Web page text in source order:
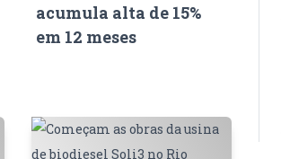
acumula alta de 15%
em 12 meses